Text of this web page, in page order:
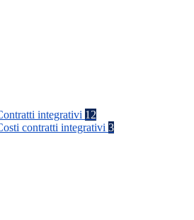
integrativi 12
contratti integrativi 3